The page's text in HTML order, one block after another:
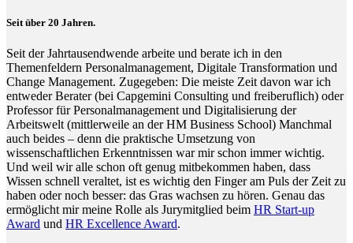
Seit über 20 Jahren.
Seit der Jahrtausendwende arbeite und berate ich in den
Themenfeldern Personalmanagement, Digitale Transformation und
Change Management. Zugegeben: Die meiste Zeit davon war ich
entweder Berater (bei Capgemini Consulting und freiberuflich) oder
Professor für Personalmanagement und Digitalisierung der
Arbeitswelt (mittlerweile an der HM Business School) Manchmal
auch beides – denn die praktische Umsetzung von
wissenschaftlichen Erkenntnissen war mir schon immer wichtig.
Und weil wir alle schon oft genug mitbekommen haben, dass
Wissen schnell veraltet, ist es wichtig den Finger am Puls der Zeit zu
haben oder noch besser: das Gras wachsen zu hören. Genau das
ermöglicht mir meine Rolle als Jurymitglied beim HR Start-up
Award und HR Excellence Award.